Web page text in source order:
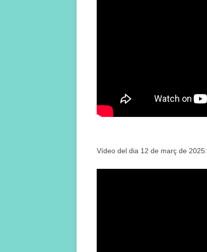
Vídeo del dia 12 de març de 2025: